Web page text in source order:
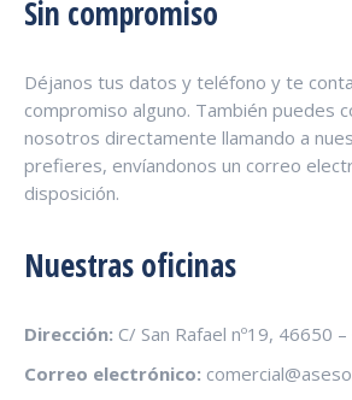
Sin compromiso
Déjanos tus datos y teléfono y te
compromiso alguno. También puedes
nosotros directamente llamando a
prefieres, envíandonos un correo
disposición.
Nuestras oficinas
Dirección: C/ San Rafael nº19, 46650 –
Correo electrónico: